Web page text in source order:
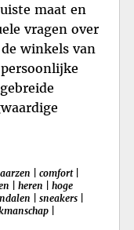
maat en
vragen over
winkels van
comfort|
heren
hoge
sneakers